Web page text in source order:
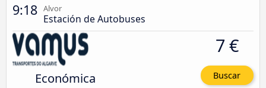
9:18 Alvor
Estación de Autobuses
Económica
7 €
Buscar